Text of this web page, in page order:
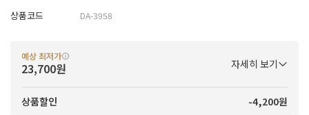
상품코드 DA-3958
예상 최저가
23,700원 자세히 보기
상품할인 -4,200원